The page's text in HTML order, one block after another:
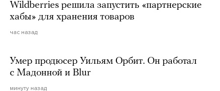
Wildberries решила запустить «партнерские
хабы» для хранения товаров
час назад
Умер продюсер Уильям Орбит. Он работал
с Мадонной и Blur
минуту назад